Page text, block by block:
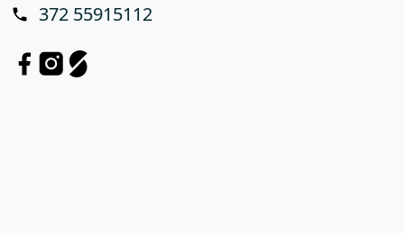
372 55915112